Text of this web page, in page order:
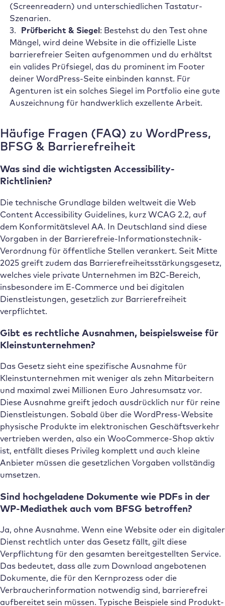
(Screenreadern) und unterschiedlichen Tastatur-
Szenarien.
Prüfbericht & Siegel: Bestehst du den Test ohne
Mängel, wird deine Website in die offizielle Liste
barrierefreier Seiten aufgenommen und du erhältst
ein valides Prüfsiegel, das du prominent im Footer
deiner WordPress-Seite einbinden kannst. Für
Agenturen ist ein solches Siegel im Portfolio eine gute
Auszeichnung für handwerklich exzellente Arbeit.
Häufige Fragen (FAQ) zu WordPress,
BFSG & Barrierefreiheit
Was sind die wichtigsten Accessibility-
Richtlinien?
Die technische Grundlage bilden weltweit die Web
Content Accessibility Guidelines, kurz WCAG 2.2, auf
dem Konformitätslevel AA. In Deutschland sind diese
Vorgaben in der Barrierefreie-Informationstechnik-
Verordnung für öffentliche Stellen verankert. Seit Mitte
2025 greift zudem das Barrierefreiheitsstärkungsgesetz,
welches viele private Unternehmen im B2C-Bereich,
insbesondere im E-Commerce und bei digitalen
Dienstleistungen, gesetzlich zur Barrierefreiheit
verpflichtet.
Gibt es rechtliche Ausnahmen, beispielsweise für
Kleinstunternehmen?
Das Gesetz sieht eine spezifische Ausnahme für
Kleinstunternehmen mit weniger als zehn Mitarbeitern
und maximal zwei Millionen Euro Jahresumsatz vor.
Diese Ausnahme greift jedoch ausdrücklich nur für reine
Dienstleistungen. Sobald über die WordPress-Website
physische Produkte im elektronischen Geschäftsverkehr
vertrieben werden, also ein WooCommerce-Shop aktiv
ist, entfällt dieses Privileg komplett und auch kleine
Anbieter müssen die gesetzlichen Vorgaben vollständig
umsetzen.
Sind hochgeladene Dokumente wie PDFs in der
WP-Mediathek auch vom BFSG betroffen?
Ja, ohne Ausnahme. Wenn eine Website oder ein digitaler
Dienst rechtlich unter das Gesetz fällt, gilt diese
Verpflichtung für den gesamten bereitgestellten Service.
Das bedeutet, dass alle zum Download angebotenen
Dokumente, die für den Kernprozess oder die
Verbraucherinformation notwendig sind, barrierefrei
aufbereitet sein müssen. Typische Beispiele sind Produkt-